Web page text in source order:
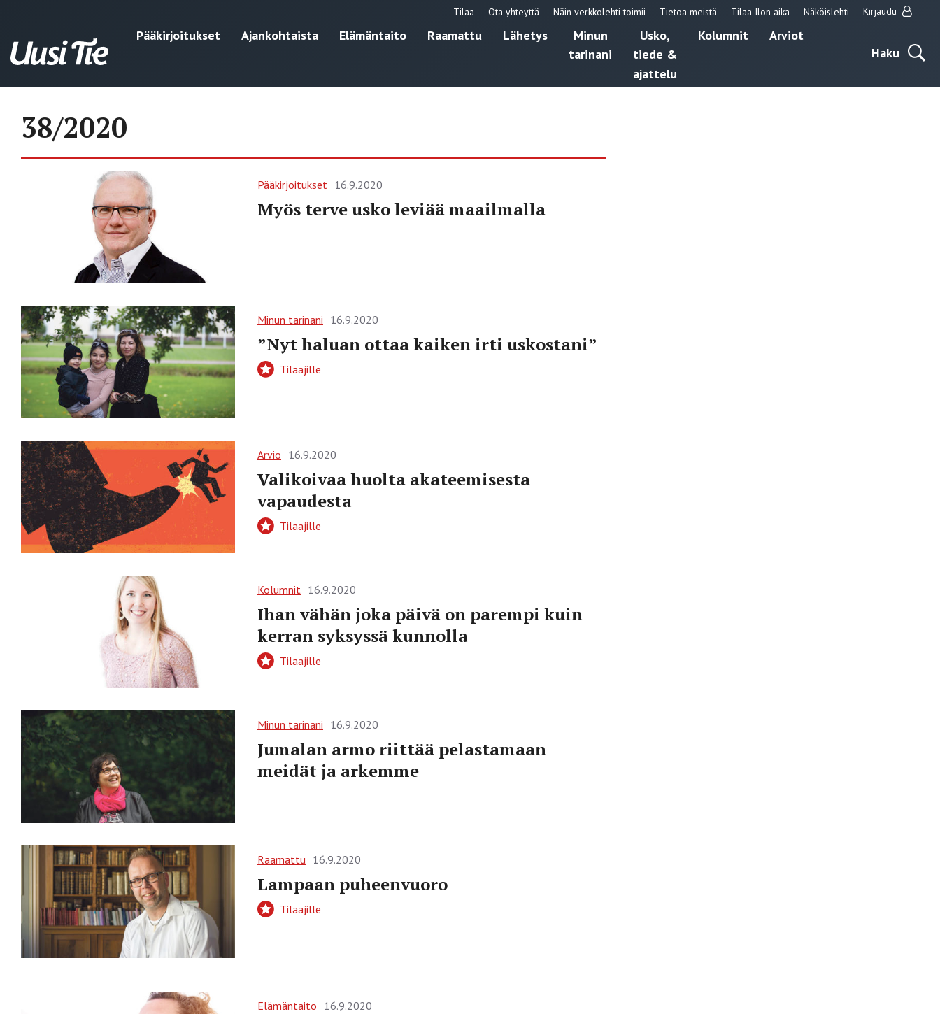
Tilaa Ota yhteyttä Näin verkkolehti toimii Tietoa meistä Tilaa Ilon aika Näköislehti Kirjaudu
Pääkirjoitukset Ajankohtaista Elämäntaito Raamattu Lähetys
Minun
tarinani
Usko,
tiede &
ajattelu
Kolumnit
Arviot
Haku
38/2020
Pääkirjoitukset 16.9.2020
Myös terve usko leviää maailmalla
Minun tarinani 16.9.2020
”Nyt haluan ottaa kaiken irti uskostani”
Tilaajille
Arvio 16.9.2020
Valikoivaa huolta akateemisesta
vapaudesta
Tilaajille
Kolumnit 16.9.2020
Ihan vähän joka päivä on parempi kuin
kerran syksyssä kunnolla
Tilaajille
Minun tarinani 16.9.2020
Jumalan armo riittää pelastamaan
meidät ja arkemme
Raamattu 16.9.2020
Lampaan puheenvuoro
Tilaajille
Elämäntaito 16.9.2020